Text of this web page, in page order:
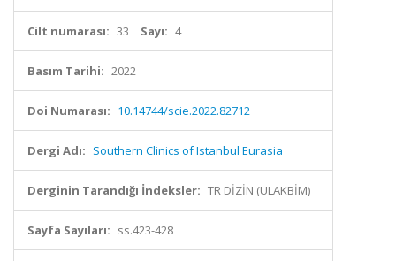
Cilt numarası: 33 Sayı: 4
Basım Tarihi: 2022
Doi Numarası: 10.14744/scie.2022.82712
Dergi Adı: Southern Clinics of Istanbul Eurasia
Derginin Tarandığı İndeksler: TR DİZİN (ULAKBİM)
Sayfa Sayıları: ss.423-428